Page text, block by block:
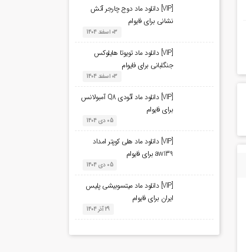
[VIP] دانلود ماد دوج چارجر آتش
نشانی برای فایوام
03 اسفند 1404
[VIP] دانلود ماد تویوتا هایلوکس
جنگلبانی برای فایوام
03 اسفند 1404
[VIP] دانلود ماد آئودی Q8 آمبولانس
برای فایوام
05 دی 1404
[VIP] دانلود ماد هلی کوپتر امداد
aw139 برای فایوام
05 دی 1404
[VIP] دانلود ماد میتسوبیشی پلیس
ایران برای فایوام
29 آذر 1404